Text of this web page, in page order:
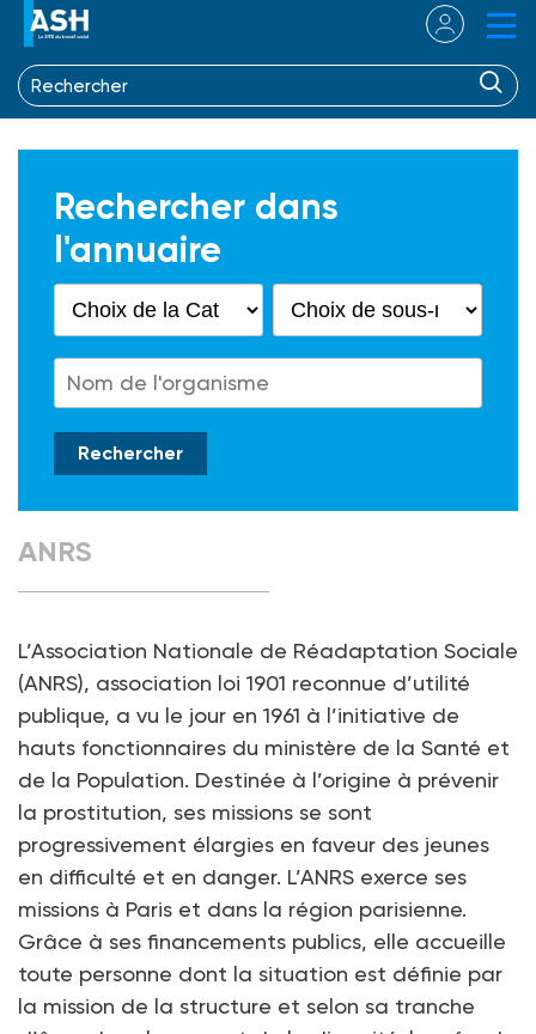
Rechercher dans
l'annuaire
ANRS
L’Association Nationale de Réadaptation Sociale
(ANRS), association loi 1901 reconnue d’utilité
publique, a vu le jour en 1961 à l’initiative de
hauts fonctionnaires du ministère de la Santé et
de la Population. Destinée à l’origine à prévenir
la prostitution, ses missions se sont
progressivement élargies en faveur des jeunes
en difficulté et en danger. L’ANRS exerce ses
missions à Paris et dans la région parisienne.
Grâce à ses financements publics, elle accueille
toute personne dont la situation est définie par
la mission de la structure et selon sa tranche